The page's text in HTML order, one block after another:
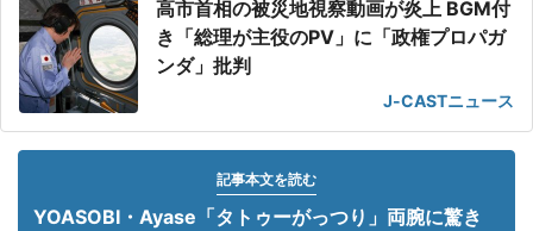
高市首相の被災地視察動画が炎上 BGM付
き「総理が主役のPV」に「政権プロパガ
ンダ」批判
J-CASTニュース
記事本文を読む
YOASOBI・Ayase「タトゥーがっつり」両腕に驚き